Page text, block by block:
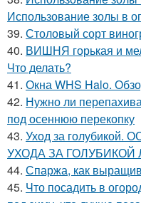
Использование золы в
39. Столовый сорт
40. ВИШНЯ горькая и
Что делать?
41. Окна WHS Halo.
42. Нужно ли
под осеннюю перекопку
43. Уход за
УХОДА ЗА ГОЛУБИКОЙ
44. Спаржа, как
45. Что посадить в